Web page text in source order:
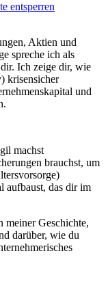
entsperren
Aktien und
spreche ich als
Ich zeige dir, wie
krisensicher
und
machst
brauchst, um
aufbaust, das dir im
meiner Geschichte,
darüber, wie du